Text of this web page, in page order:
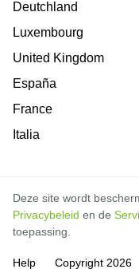
Deutchland
Luxembourg
United Kingdom
España
France
Italia
Deze site wordt
Privacybeleid en de
toepassing.
Help Copyright 2026